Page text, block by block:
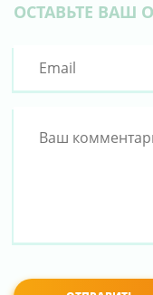
ОСТАВЬТЕ ВАШ